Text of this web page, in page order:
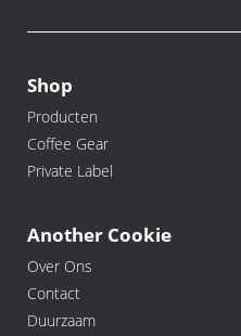
Shop
Producten
Coffee Gear
Private Label
Another Cookie
Over Ons
Contact
Duurzaam